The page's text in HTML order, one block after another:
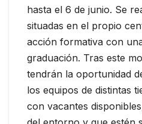
hasta el 6 de junio. Se
situadas en el propio
acción formativa con
graduación. Tras este
tendrán la oportunidad
los equipos de distintas
con vacantes